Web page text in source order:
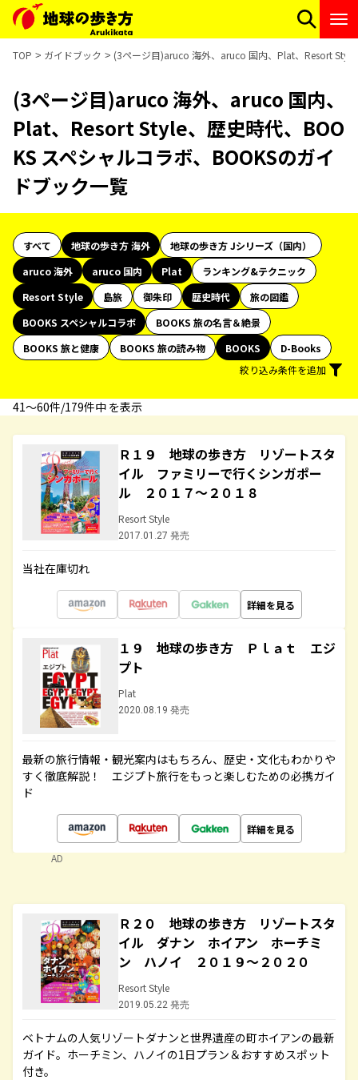
TOP ガイドブック (3ページ目)aruco 海外、aruco 国内、Plat、Resort
(3ページ目)aruco 海外、aruco 国内、
Plat、Resort Style、歴史時代、BOO
KS スペシャルコラボ、BOOKSのガイ
ドブック一覧
すべて 地球の歩き方 海外
地球の歩き方 Jシリーズ（国内）
aruco 海外
aruco 国内 Plat
ランキング&テクニック
Resort Style
島旅 御朱印 歴史時代
旅の図鑑
BOOKS スペシャルコラボ
BOOKS 旅の名言＆絶景
BOOKS 旅と健康
BOOKS 旅の読み物 BOOKS
D-Books
絞り込み条件を追加
41〜60件/179件中 を表示
Ｒ１９ 地球の歩き方 リゾートスタ
イル ファミリーで行くシンガポー
ル ２０１７～２０１８
Resort Style
2017.01.27 発売
当社在庫切れ
詳細を見る
１９ 地球の歩き方 Ｐｌａｔ エジ
プト
Plat
2020.08.19 発売
最新の旅行情報・観光案内はもちろん、歴史・文化もわかりや
すく徹底解説！ エジプト旅行をもっと楽しむための必携ガイ
ド
詳細を見る
AD
Ｒ２０ 地球の歩き方 リゾートスタ
イル ダナン ホイアン ホーチミ
ン ハノイ ２０１９～２０２０
Resort Style
2019.05.22 発売
ベトナムの人気リゾートダナンと世界遺産の町ホイアンの最新
ガイド。ホーチミン、ハノイの1日プラン＆おすすめスポット
付き。